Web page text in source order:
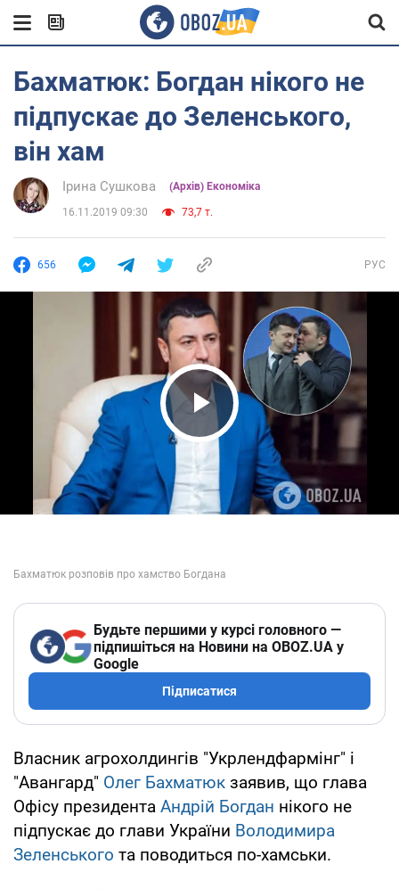
Бахматюк: Богдан нікого не
підпускає до Зеленського,
він хам
Ірина Сушкова (Архів) Економіка
16.11.2019 09:30 73,7 т.
656 РУС
Play Video
Будьте першими у курсі головного —
підпишіться на Новини на OBOZ.UA у
Google
Підписатися
Власник агрохолдингів "Укрлендфармінг" і
"Авангард" Олег Бахматюк заявив, що глава
Офісу президента Андрій Богдан нікого не
підпускає до глави України Володимира
Зеленського та поводиться по-хамськи.